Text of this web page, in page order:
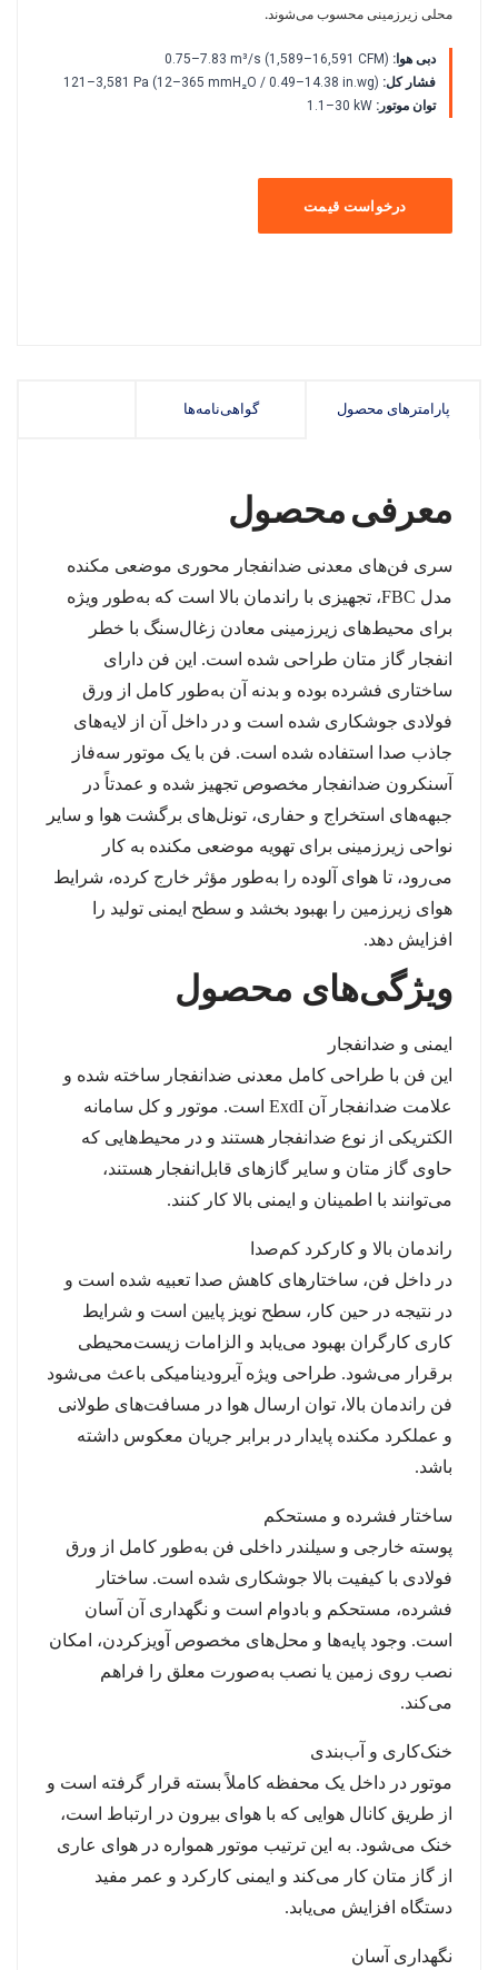
محلی زیرزمینی محسوب می‌شوند.
دبی هوا: 0.75–7.83 m³/s (1,589–16,591 CFM)
فشار کل: 121–3,581 Pa (12–365 mmH₂O / 0.49–14.38 in.wg)
توان موتور: 1.1–30 kW
درخواست قیمت
پارامترهای محصول گواهی‌نامه‌ها
معرفیمحصول
سری فن‌های معدنی ضدانفجار محوری موضعی مکنده
مدل FBC، تجهیزی با راندمان بالا است که به‌طور ویژه
برای محیط‌های زیرزمینی معادن زغال‌سنگ با خطر
انفجار گاز متان طراحی شده است. این فن دارای
ساختاری فشرده بوده و بدنه آن به‌طور کامل از ورق
فولادی جوشکاری شده است و در داخل آن از لایه‌های
جاذب صدا استفاده شده است. فن با یک موتور سه‌فاز
آسنکرون ضدانفجار مخصوص تجهیز شده و عمدتاً در
جبهه‌های استخراج و حفاری، تونل‌های برگشت هوا و سایر
نواحی زیرزمینی برای تهویه موضعی مکنده به کار
می‌رود، تا هوای آلوده را به‌طور مؤثر خارج کرده، شرایط
هوای زیرزمین را بهبود بخشد و سطح ایمنی تولید را
افزایش دهد.
ویژگی‌های محصول
ایمنی و ضدانفجار
این فن با طراحی کامل معدنی ضدانفجار ساخته شده و
علامت ضدانفجار آن ExdI است. موتور و کل سامانه
الکتریکی از نوع ضدانفجار هستند و در محیط‌هایی که
حاوی گاز متان و سایر گازهای قابل‌انفجار هستند،
می‌توانند با اطمینان و ایمنی بالا کار کنند.
راندمان بالا و کارکرد کم‌صدا
در داخل فن، ساختارهای کاهش صدا تعبیه شده است و
در نتیجه در حین کار، سطح نویز پایین است و شرایط
کاری کارگران بهبود می‌یابد و الزامات زیست‌محیطی
برقرار می‌شود. طراحی ویژه آیرودینامیکی باعث می‌شود
فن راندمان بالا، توان ارسال هوا در مسافت‌های طولانی
و عملکرد مکنده پایدار در برابر جریان معکوس داشته
باشد.
ساختار فشرده و مستحکم
پوسته خارجی و سیلندر داخلی فن به‌طور کامل از ورق
فولادی با کیفیت بالا جوشکاری شده است. ساختار
فشرده، مستحکم و بادوام است و نگهداری آن آسان
است. وجود پایه‌ها و محل‌های مخصوص آویزکردن، امکان
نصب روی زمین یا نصب به‌صورت معلق را فراهم
می‌کند.
خنک‌کاری و آب‌بندی
موتور در داخل یک محفظه کاملاً بسته قرار گرفته است و
از طریق کانال هوایی که با هوای بیرون در ارتباط است،
خنک می‌شود. به این ترتیب موتور همواره در هوای عاری
از گاز متان کار می‌کند و ایمنی کارکرد و عمر مفید
دستگاه افزایش می‌یابد.
نگهداری آسان